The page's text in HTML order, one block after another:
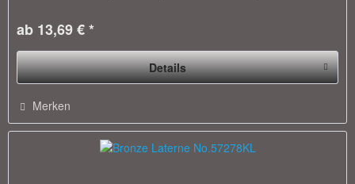
ab 13,69 € *
Details
Merken